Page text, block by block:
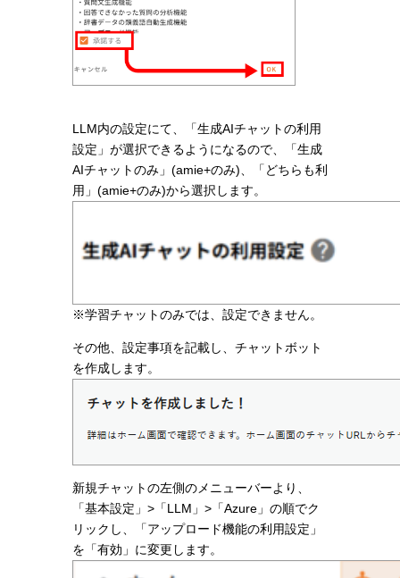
LLM内の設定にて、「生成AIチャットの利用
設定」が選択できるようになるので、「生成
AIチャットのみ」(amie+のみ)、「どちらも利
用」(amie+のみ)から選択します。
※学習チャットのみでは、設定できません。
その他、設定事項を記載し、チャットボット
を作成します。
新規チャットの左側のメニューバーより、
「基本設定」>「LLM」>「Azure」の順でク
リックし、「アップロード機能の利用設定」
を「有効」に変更します。